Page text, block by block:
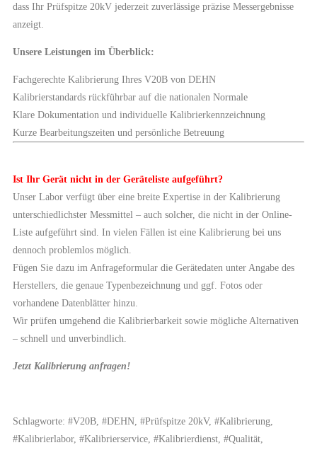
dass Ihr Prüfspitze 20kV jederzeit zuverlässige präzise Messergebnisse
anzeigt.
Unsere Leistungen im Überblick:
Fachgerechte Kalibrierung Ihres V20B von DEHN
Kalibrierstandards rückführbar auf die nationalen Normale
Klare Dokumentation und individuelle Kalibrierkennzeichnung
Kurze Bearbeitungszeiten und persönliche Betreuung
Ist Ihr Gerät nicht in der Geräteliste aufgeführt?
Unser Labor verfügt über eine breite Expertise in der Kalibrierung
unterschiedlichster Messmittel – auch solcher, die nicht in der Online-
Liste aufgeführt sind. In vielen Fällen ist eine Kalibrierung bei uns
dennoch problemlos möglich.
Fügen Sie dazu im Anfrageformular die Gerätedaten unter Angabe des
Herstellers, die genaue Typenbezeichnung und ggf. Fotos oder
vorhandene Datenblätter hinzu.
Wir prüfen umgehend die Kalibrierbarkeit sowie mögliche Alternativen
– schnell und unverbindlich.
Jetzt Kalibrierung anfragen!
Schlagworte: #V20B, #DEHN, #Prüfspitze 20kV, #Kalibrierung,
#Kalibrierlabor, #Kalibrierservice, #Kalibrierdienst, #Qualität,